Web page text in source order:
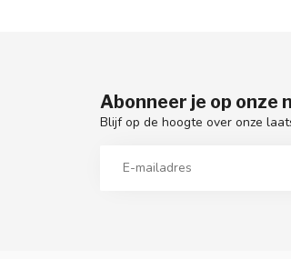
Abonneer je op onze
Blijf op de hoogte over onze